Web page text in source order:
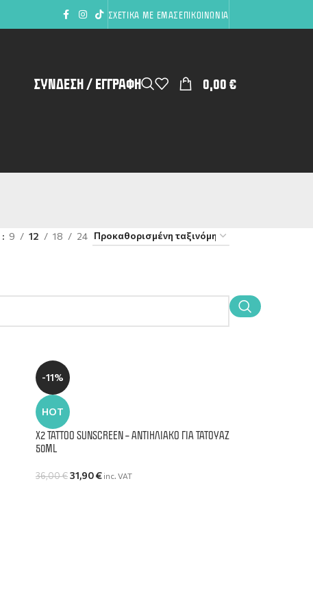
ΣΧΕΤΙΚΆ ΜΕ ΕΜΆΣΕΠΙΚΟΙΝΩΝΊΑ
ΣΎΝΔΕΣΗ / ΕΓΓΡΑΦΉ 0,00€
9 12 18 24
-11%
HOT
Χ2 TATTOO SUNSCREEN – ΑΝΤΙΗΛΙΑΚΌ ΓΙΑ ΤΑΤΟΥΆΖ
50ML
36,00€31,90€inc. VAT